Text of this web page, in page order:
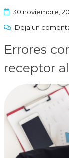
30 noviembre,
Deja un
Errores
receptor